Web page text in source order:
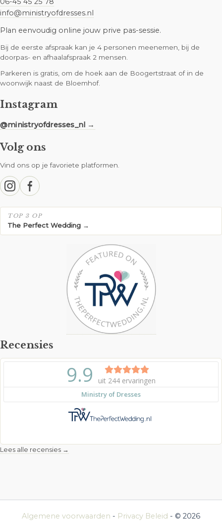
info@ministryofdresses.nl
Plan eenvoudig online jouw prive pas-sessie.
Bij de eerste afspraak kan je 4 personen meenemen, bij de
doorpas- en afhaalafspraak 2 mensen.
Parkeren is gratis, om de hoek aan de Boogertstraat of in de
woonwijk naast de Bloemhof.
Instagram
@ministryofdresses_nl →
Volg ons
Vind ons op je favoriete platformen.
TOP 3 OP
The Perfect Wedding →
Recensies
Lees alle recensies →
Algemene voorwaarden - Privacy Beleid - © 2026